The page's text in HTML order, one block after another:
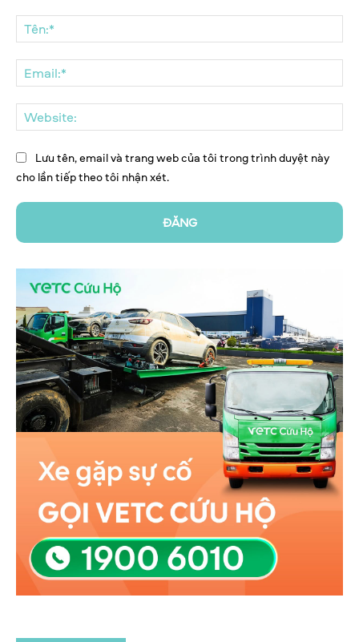
luận:
Lưu tên, email và trang web của tôi trong trình duyệt này
cho lần tiếp theo tôi nhận xét.